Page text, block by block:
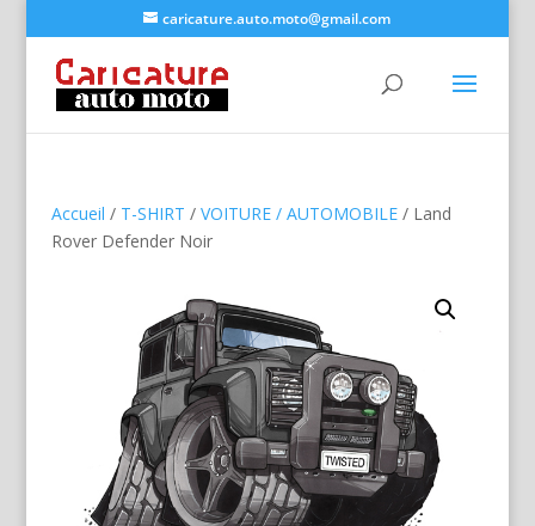
caricature.auto.moto@gmail.com
Accueil / T-SHIRT / VOITURE / AUTOMOBILE/ Land
Rover Defender Noir